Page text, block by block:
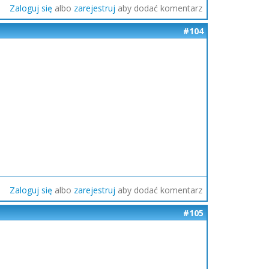
Zaloguj się albo zarejestruj aby dodać komentarz
#104
Zaloguj się albo zarejestruj aby dodać komentarz
#105